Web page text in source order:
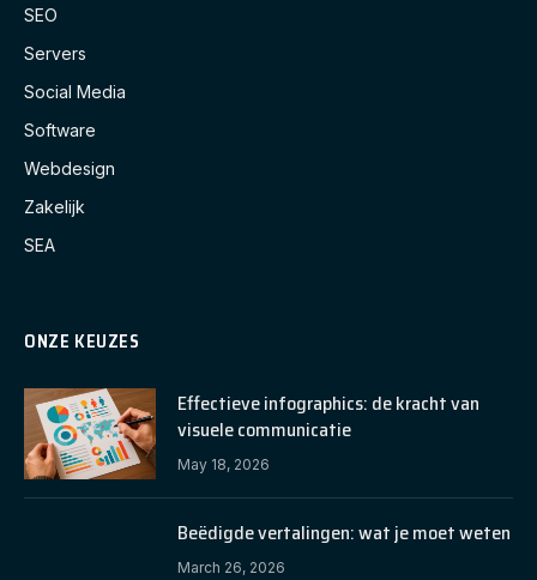
SEO
Servers
Social Media
Software
Webdesign
Zakelijk
SEA
ONZE KEUZES
Effectieve infographics: de kracht van
visuele communicatie
May 18, 2026
Beëdigde vertalingen: wat je moet weten
March 26, 2026